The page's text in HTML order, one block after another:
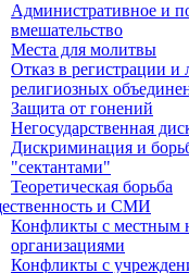
Административное и
вмешательство
Места для молитвы
Отказ в регистрации и
религиозных
Защита от гонений
Негосударственная
Дискриминация и
"сектантами"
Теоретическая борьба
и СМИ
Конфликты с местным
организациями
Конфликты с